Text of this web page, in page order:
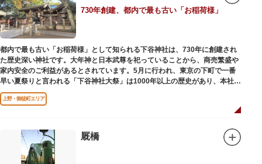
730年創建、都内で最も古い「お稲荷様」
都内で最も古い「お稲荷様」として知られる下谷神社は、730年に創建され
た歴史深い神社です。大年神と日本武尊を祀っていることから、商売繁盛や
家内安全のご利益があるとされています。5月に行われ、東京の下町で一番
早い夏祭りと言われる「下谷神社大祭」は1000年以上の歴史があり、本社神
輿の渡御を行う「本祭り」と、町会神輿の渡御だけの「陰祭り」が隔年に行
われています。
本殿には、日本を代表する画家 横山大観による「龍」の天井絵が掲げられて
「句碑」や、初代・三笑亭可楽の寄席が境内で初めて開かれたという「寄席
発祥之地」の石碑などの見どころも。
オリジナルの朱印帳の販売や、月や日によって限定の御朱印頒布も行ってい
上野・御徒町エリア
厩橋